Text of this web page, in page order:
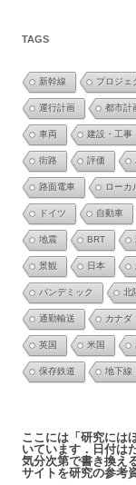
TAGS
新幹線 プロジェ
運行計画 都市計
車両 建設・工事
街路 評価
路面電車 ローカ
ドイツ 自動車
地震 BRT
景観 日本
パンデミック 北
通勤輸送 カナダ
英国 米国
保存鉄道 地下線
ここには「研究には
いています．日付は
気分次第で書き換え
サイトを研究の参考